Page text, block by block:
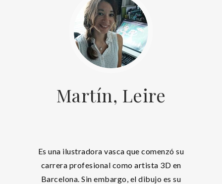
Martín, Leire
Es una ilustradora vasca que comenzó su
carrera profesional como artista 3D en
Barcelona. Sin embargo, el dibujo es su